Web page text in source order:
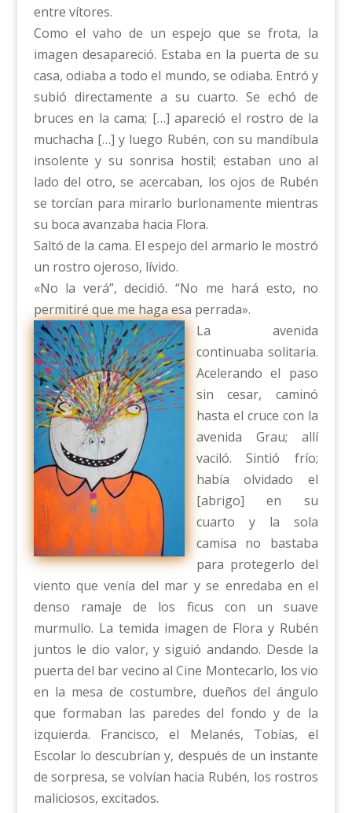
entre vítores.
Como el vaho de un espejo que se frota, la
imagen desapareció. Estaba en la puerta de su
casa, odiaba a todo el mundo, se odiaba. Entró y
subió directamente a su cuarto. Se echó de
bruces en la cama; […] apareció el rostro de la
muchacha […] y luego Rubén, con su mandíbula
insolente y su sonrisa hostil; estaban uno al
lado del otro, se acercaban, los ojos de Rubén
se torcían para mirarlo burlonamente mientras
su boca avanzaba hacia Flora.
Saltó de la cama. El espejo del armario le mostró
un rostro ojeroso, lívido.
«No la verá”, decidió. “No me hará esto, no
permitiré que me haga esa perrada».
La avenida
continuaba solitaria.
Acelerando el paso
sin cesar, caminó
hasta el cruce con la
avenida Grau; allí
vaciló. Sintió frío;
había olvidado el
[abrigo] en su
cuarto y la sola
camisa no bastaba
para protegerlo del
viento que venía del mar y se enredaba en el
denso ramaje de los ficus con un suave
murmullo. La temida imagen de Flora y Rubén
juntos le dio valor, y siguió andando. Desde la
puerta del bar vecino al Cine Montecarlo, los vio
en la mesa de costumbre, dueños del ángulo
que formaban las paredes del fondo y de la
izquierda. Francisco, el Melanés, Tobías, el
Escolar lo descubrían y, después de un instante
de sorpresa, se volvían hacia Rubén, los rostros
maliciosos, excitados.